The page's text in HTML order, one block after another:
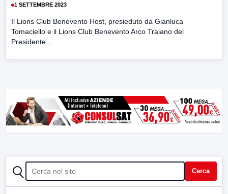
1 SETTEMBRE 2023
Il Lions Club Benevento Host, presieduto da Gianluca
Tomaciello e il Lions Club Benevento Arco Traiano del
Presidente...
CERCA Cerca